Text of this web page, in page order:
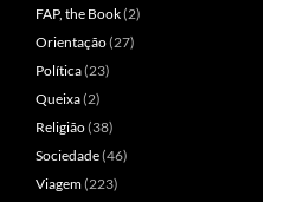
FAP, the Book(2)
Orientação(27)
Política(23)
Queixa(2)
Religião(38)
Sociedade(46)
Viagem(223)